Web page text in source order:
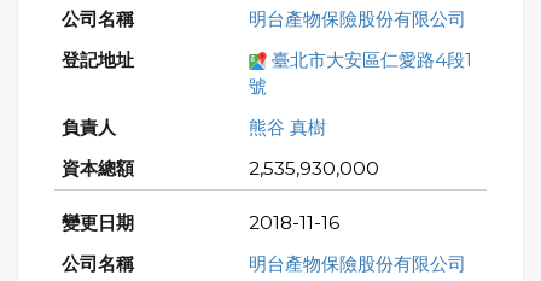
明台產物保險股份有限公司
臺北市大安區仁愛路4段1
號
熊谷 真樹
2,535,930,000
2018-11-16
明台產物保險股份有限公司